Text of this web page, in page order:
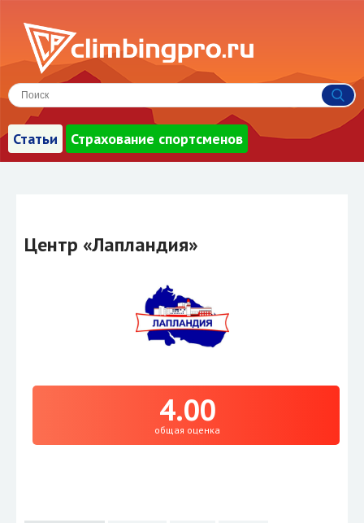
Статьи Страхование спортсменов
Центр «Лапландия»
4.00
общая оценка